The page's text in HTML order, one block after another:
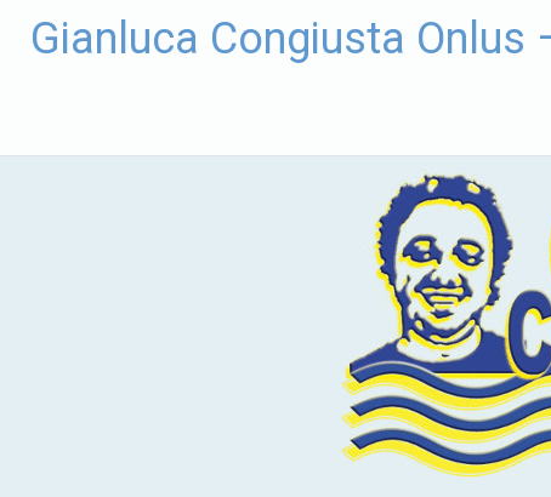
Gianluca Congiusta Onlus